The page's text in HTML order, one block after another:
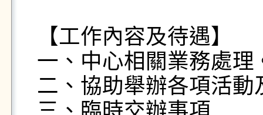
【工作內容及待遇】
一、中心相關業務處理
二、協助舉辦各項活動